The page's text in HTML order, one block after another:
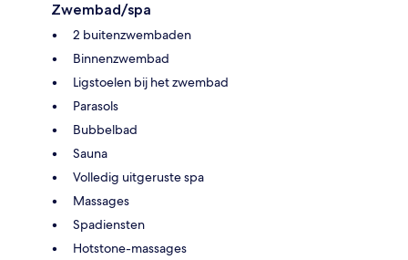
Zwembad/spa
2 buitenzwembaden
Binnenzwembad
Ligstoelen bij het zwembad
Parasols
Bubbelbad
Sauna
Volledig uitgeruste spa
Massages
Spadiensten
Hotstone-massages